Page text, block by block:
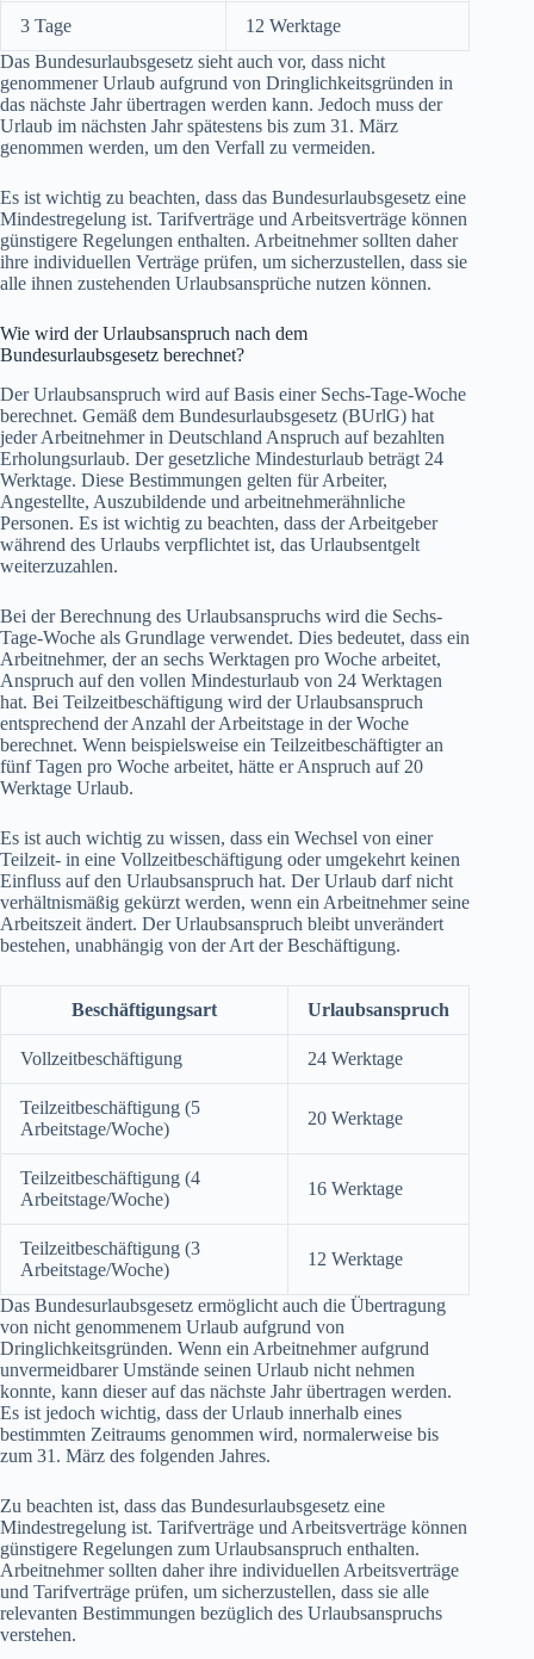
3 Tage
12 Werktage
Das Bundesurlaubsgesetz sieht auch vor, dass nicht
genommener Urlaub aufgrund von Dringlichkeitsgründen in
das nächste Jahr übertragen werden kann. Jedoch muss der
Urlaub im nächsten Jahr spätestens bis zum 31. März
genommen werden, um den Verfall zu vermeiden.
Es ist wichtig zu beachten, dass das Bundesurlaubsgesetz eine
Mindestregelung ist. Tarifverträge und Arbeitsverträge können
günstigere Regelungen enthalten. Arbeitnehmer sollten daher
ihre individuellen Verträge prüfen, um sicherzustellen, dass sie
alle ihnen zustehenden Urlaubsansprüche nutzen können.
Wie wird der Urlaubsanspruch nach dem
Bundesurlaubsgesetz berechnet?
Der Urlaubsanspruch wird auf Basis einer Sechs-Tage-Woche
berechnet. Gemäß dem Bundesurlaubsgesetz (BUrlG) hat
jeder Arbeitnehmer in Deutschland Anspruch auf bezahlten
Erholungsurlaub. Der gesetzliche Mindesturlaub beträgt 24
Werktage. Diese Bestimmungen gelten für Arbeiter,
Angestellte, Auszubildende und arbeitnehmerähnliche
Personen. Es ist wichtig zu beachten, dass der Arbeitgeber
während des Urlaubs verpflichtet ist, das Urlaubsentgelt
weiterzuzahlen.
Bei der Berechnung des Urlaubsanspruchs wird die Sechs-
Tage-Woche als Grundlage verwendet. Dies bedeutet, dass ein
Arbeitnehmer, der an sechs Werktagen pro Woche arbeitet,
Anspruch auf den vollen Mindesturlaub von 24 Werktagen
hat. Bei Teilzeitbeschäftigung wird der Urlaubsanspruch
entsprechend der Anzahl der Arbeitstage in der Woche
berechnet. Wenn beispielsweise ein Teilzeitbeschäftigter an
fünf Tagen pro Woche arbeitet, hätte er Anspruch auf 20
Werktage Urlaub.
Es ist auch wichtig zu wissen, dass ein Wechsel von einer
Teilzeit- in eine Vollzeitbeschäftigung oder umgekehrt keinen
Einfluss auf den Urlaubsanspruch hat. Der Urlaub darf nicht
verhältnismäßig gekürzt werden, wenn ein Arbeitnehmer seine
Arbeitszeit ändert. Der Urlaubsanspruch bleibt unverändert
bestehen, unabhängig von der Art der Beschäftigung.
Beschäftigungsart Urlaubsanspruch
Vollzeitbeschäftigung 24 Werktage
Teilzeitbeschäftigung (5
Arbeitstage/Woche)
20 Werktage
Teilzeitbeschäftigung (4
Arbeitstage/Woche)
16 Werktage
Teilzeitbeschäftigung (3
Arbeitstage/Woche)
12 Werktage
Das Bundesurlaubsgesetz ermöglicht auch die Übertragung
von nicht genommenem Urlaub aufgrund von
Dringlichkeitsgründen. Wenn ein Arbeitnehmer aufgrund
unvermeidbarer Umstände seinen Urlaub nicht nehmen
konnte, kann dieser auf das nächste Jahr übertragen werden.
Es ist jedoch wichtig, dass der Urlaub innerhalb eines
bestimmten Zeitraums genommen wird, normalerweise bis
zum 31. März des folgenden Jahres.
Zu beachten ist, dass das Bundesurlaubsgesetz eine
Mindestregelung ist. Tarifverträge und Arbeitsverträge können
günstigere Regelungen zum Urlaubsanspruch enthalten.
Arbeitnehmer sollten daher ihre individuellen Arbeitsverträge
und Tarifverträge prüfen, um sicherzustellen, dass sie alle
relevanten Bestimmungen bezüglich des Urlaubsanspruchs
verstehen.